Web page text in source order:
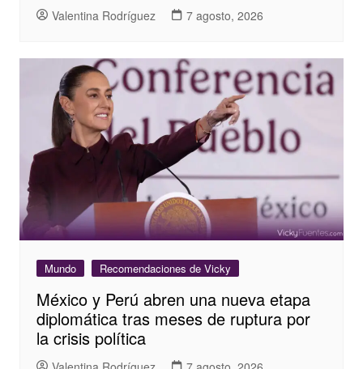
Valentina Rodríguez 7 agosto, 2026
Mundo Recomendaciones de Vicky
México y Perú abren una nueva etapa
diplomática tras meses de ruptura por
la crisis política